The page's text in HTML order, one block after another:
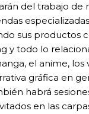
del trabajo de
especializadas
sus productos
y todo lo
el anime, los
gráfica en
habrá
en las